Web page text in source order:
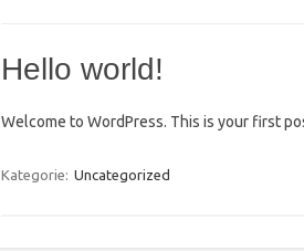
Hello world!
Welcome to WordPress. This is your first
Kategorie: Uncategorized